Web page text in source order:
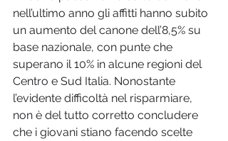
nell’ultimo anno gli affitti hanno subito
un aumento del canone dell’8,5% su
base nazionale, con punte che
superano il 10% in alcune regioni del
Centro e Sud Italia. Nonostante
l’evidente difficoltà nel risparmiare,
non è del tutto corretto concludere
che i giovani stiano facendo scelte